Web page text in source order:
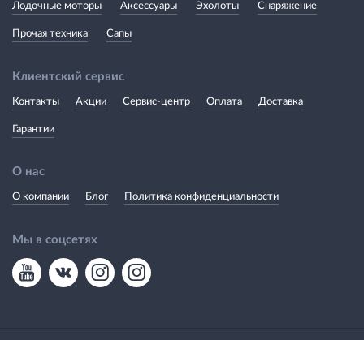
Лодочные моторы Аксессуары Эхолоты Снаряжение
Прочая техника Сапы
Клиентский сервис
Контакты Акции Сервис-центр Оплата Доставка
Гарантии
О нас
О компании Блог Политика конфиденциальности
Мы в соцсетях